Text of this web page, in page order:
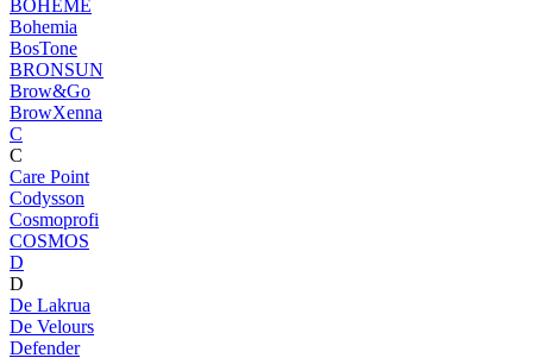
BOHEME
Bohemia
BosTone
BRONSUN
Brow&Go
BrowXenna
C
C
Care Point
Codysson
Cosmoprofi
COSMOS
D
D
De Lakrua
De Velours
Defender